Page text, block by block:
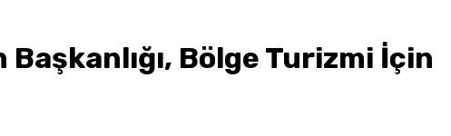
Başkanlığı, Bölge Turizmi İçin